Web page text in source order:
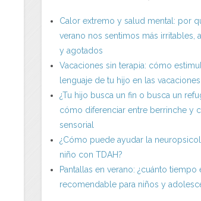
Calor extremo y salud mental: por
verano nos sentimos más irritables,
y agotados
Vacaciones sin terapia: cómo
lenguaje de tu hijo en las vacaciones
¿Tu hijo busca un fin o busca un
cómo diferenciar entre berrinche y
sensorial
¿Cómo puede ayudar la
niño con TDAH?
Pantallas en verano: ¿cuánto tiempo
recomendable para niños y